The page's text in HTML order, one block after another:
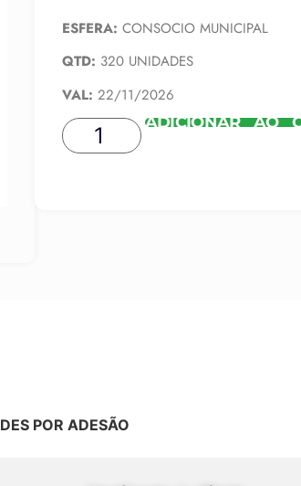
ESFERA: CONSOCIO MUNICIPAL
QTD: 320 UNIDADES
VAL: 22/11/2026
ADICIONAR AO
POR ADESÃO